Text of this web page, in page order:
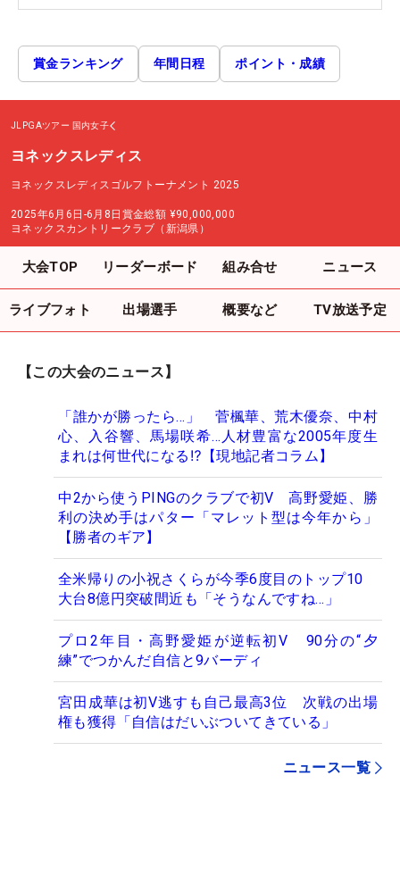
賞金ランキング 年間日程 ポイント・成績
JLPGAツアー 国内女子
ヨネックスレディス
ヨネックスレディスゴルフトーナメント 2025
2025年6月6日-6月8日 賞金総額 ¥90,000,000
ヨネックスカントリークラブ（新潟県）
大会TOP リーダーボード 組み合せ ニュース
ライブフォト 出場選手 概要など TV放送予定
【この大会のニュース】
「誰かが勝ったら…」 菅楓華、荒木優奈、中村
心、入谷響、馬場咲希…人材豊富な2005年度生
まれは何世代になる⁉【現地記者コラム】
中2から使うPINGのクラブで初V 高野愛姫、勝
利の決め手はパター「マレット型は今年から」
【勝者のギア】
全米帰りの小祝さくらが今季6度目のトップ10
大台8億円突破間近も「そうなんですね…」
プロ2年目・高野愛姫が逆転初V 90分の“夕
練”でつかんだ自信と9バーディ
宮田成華は初V逃すも自己最高3位 次戦の出場
権も獲得「自信はだいぶついてきている」
ニュース一覧